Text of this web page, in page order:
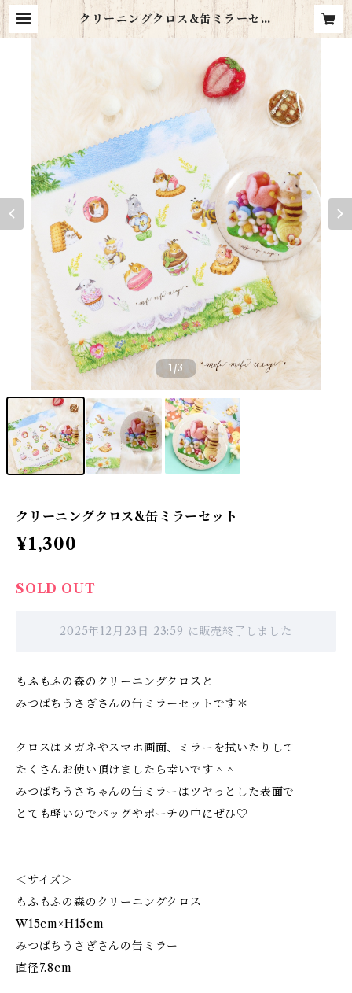
クリーニングクロス&缶ミラーセッ
ト | *mofu mofu usagi*
1/3
クリーニングクロス&缶ミラーセット
¥1,300
SOLD OUT
2025年12月23日 23:59 に販売終了しました
もふもふの森のクリーニングクロスと
みつばちうさぎさんの缶ミラーセットです＊
クロスはメガネやスマホ画面、ミラーを拭いたりして
たくさんお使い頂けましたら幸いです＾＾
みつばちうさちゃんの缶ミラーはツヤっとした表面で
とても軽いのでバッグやポーチの中にぜひ♡
＜サイズ＞
もふもふの森のクリーニングクロス
W15cm×H15cm
みつばちうさぎさんの缶ミラー
直径7.8cm